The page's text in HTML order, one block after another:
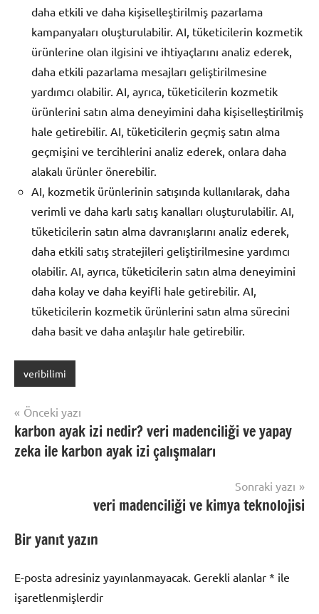
daha etkili ve daha kişiselleştirilmiş pazarlama
kampanyaları oluşturulabilir. AI, tüketicilerin kozmetik
ürünlerine olan ilgisini ve ihtiyaçlarını analiz ederek,
daha etkili pazarlama mesajları geliştirilmesine
yardımcı olabilir. AI, ayrıca, tüketicilerin kozmetik
ürünlerini satın alma deneyimini daha kişiselleştirilmiş
hale getirebilir. AI, tüketicilerin geçmiş satın alma
geçmişini ve tercihlerini analiz ederek, onlara daha
alakalı ürünler önerebilir.
AI, kozmetik ürünlerinin satışında kullanılarak, daha
verimli ve daha karlı satış kanalları oluşturulabilir. AI,
tüketicilerin satın alma davranışlarını analiz ederek,
daha etkili satış stratejileri geliştirilmesine yardımcı
olabilir. AI, ayrıca, tüketicilerin satın alma deneyimini
daha kolay ve daha keyifli hale getirebilir. AI,
tüketicilerin kozmetik ürünlerini satın alma sürecini
daha basit ve daha anlaşılır hale getirebilir.
veribilimi
Yazı
gezinmesi
Önceki yazı
karbon ayak izi nedir? veri madenciliği ve yapay
zeka ile karbon ayak izi çalışmaları
Sonraki yazı
veri madenciliği ve kimya teknolojisi
Bir yanıt yazın
E-posta adresiniz yayınlanmayacak. Gerekli alanlar * ile
işaretlenmişlerdir